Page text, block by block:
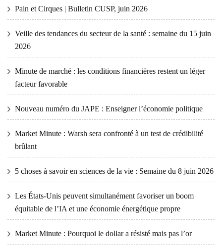
Pain et Cirques | Bulletin CUSP, juin 2026
Veille des tendances du secteur de la santé : semaine du 15 juin
2026
Minute de marché : les conditions financières restent un léger
facteur favorable
Nouveau numéro du JAPE : Enseigner l’économie politique
Market Minute : Warsh sera confronté à un test de crédibilité
brûlant
5 choses à savoir en sciences de la vie : Semaine du 8 juin 2026
Les États-Unis peuvent simultanément favoriser un boom
équitable de l’IA et une économie énergétique propre
Market Minute : Pourquoi le dollar a résisté mais pas l’or